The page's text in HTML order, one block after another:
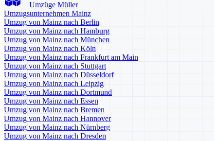
Umzüge Müller
Umzugsunternehmen Mainz
Umzug von Mainz nach Berlin
Umzug von Mainz nach Hamburg
Umzug von Mainz nach München
Umzug von Mainz nach Köln
Umzug von Mainz nach Frankfurt am Main
Umzug von Mainz nach Stuttgart
Umzug von Mainz nach Düsseldorf
Umzug von Mainz nach Leipzig
Umzug von Mainz nach Dortmund
Umzug von Mainz nach Essen
Umzug von Mainz nach Bremen
Umzug von Mainz nach Hannover
Umzug von Mainz nach Nürnberg
Umzug von Mainz nach Dresden